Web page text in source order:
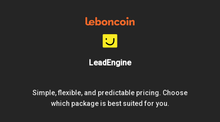
LeadEngine
Simple, flexible, and predictable pricing. Choose
which package is best suited for you.